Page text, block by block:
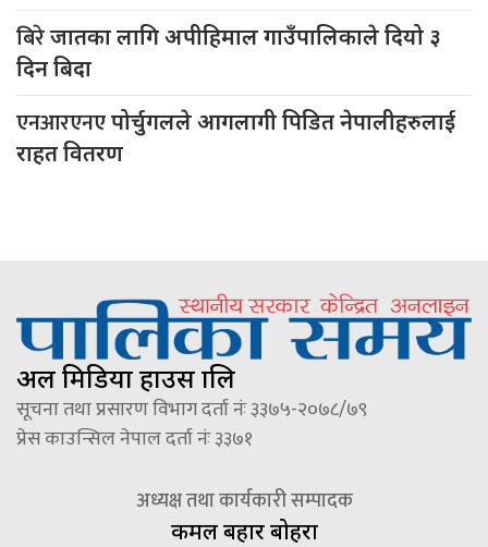
बिरेजातका लागि अपीहिमाल गाउँपालिकाले दियो ३
दिन बिदा
एनआरएनएपोर्चुगलले आगलागी पिडित नेपालीहरुलाई
राहत वितरण
अल मिडिया हाउस प्रालि
सूचना तथा प्रसारण विभाग दर्ता नंः ३३७५-२०७८/७९
प्रेस काउन्सिल नेपाल दर्ता नंः ३३७१
अध्यक्ष तथा कार्यकारी सम्पादक
कमल बहादुर बोहरा